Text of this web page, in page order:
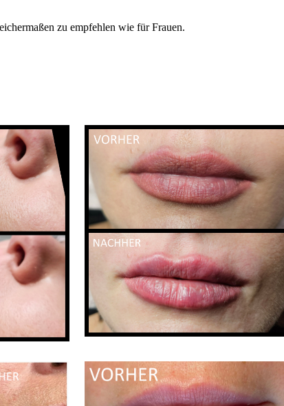
zu empfehlen wie für Frauen.